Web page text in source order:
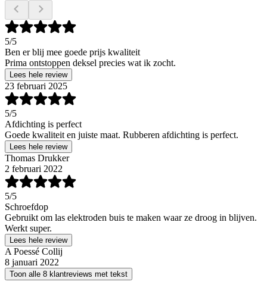
5/5
Ben er blij mee goede prijs kwaliteit
Prima ontstoppen deksel precies wat ik zocht.
Lees hele review
23 februari 2025
5/5
Afdichting is perfect
Goede kwaliteit en juiste maat. Rubberen afdichting is perfect.
Lees hele review
Thomas Drukker
2 februari 2022
5/5
Schroefdop
Gebruikt om las elektroden buis te maken waar ze droog in blijven.
Werkt super.
Lees hele review
A Poessé Collij
8 januari 2022
Toon alle 8 klantreviews met tekst